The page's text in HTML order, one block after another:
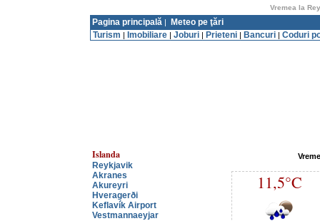
Vremea la
Pagina principală |
Meteo pe ţări
Turism | Imobiliare | Joburi | Prieteni | Bancuri | Coduri
Islanda
Reykjavik
Akranes
Akureyri
Hveragerði
Keflavík Airport
Vestmannaeyjar
11,5°C